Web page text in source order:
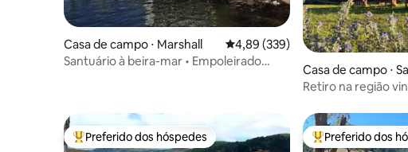
Casa de campo ⋅ Marshall 4,89 de uma avaliação média de
4,89 (339)
Santuário à beira-mar • Empoleirado
Casa de campo ⋅
Retiro na região
Entre os melhores preferidos dos hóspedes
Preferido dos hóspedes Entre os
Preferido dos